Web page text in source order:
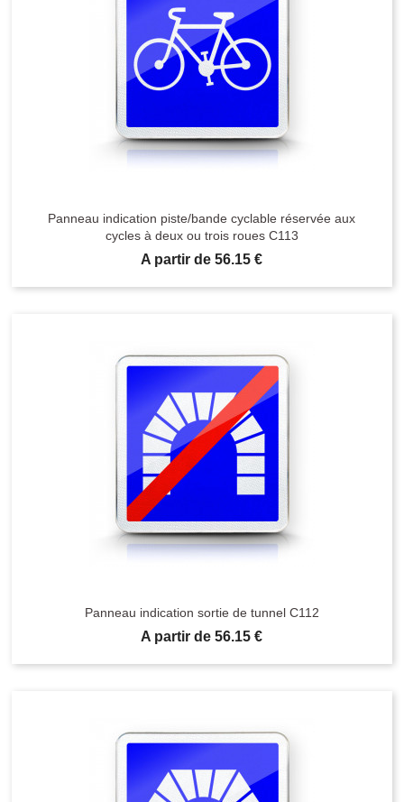
Panneau indication piste/bande cyclable réservée aux
cycles à deux ou trois roues C113
Prix
A partir de 56.15 €
Panneau indication sortie de tunnel C112
Prix
A partir de 56.15 €